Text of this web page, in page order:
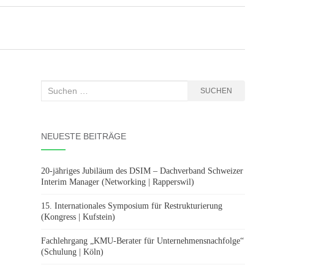
Suchen
SUCHEN
NEUESTE BEITRÄGE
20-jähriges Jubiläum des DSIM – Dachverband Schweizer
Interim Manager (Networking | Rapperswil)
15. Internationales Symposium für Restrukturierung
(Kongress | Kufstein)
Fachlehrgang „KMU-Berater für Unternehmensnachfolge“
(Schulung | Köln)